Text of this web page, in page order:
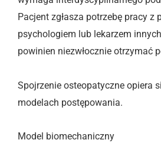
Pacjent zgłasza potrzebę pracy z
psychologiem lub lekarzem
powinien niezwłocznie otrzymać
Spojrzenie osteopatyczne opiera
modelach postępowania.
Model biomechaniczny